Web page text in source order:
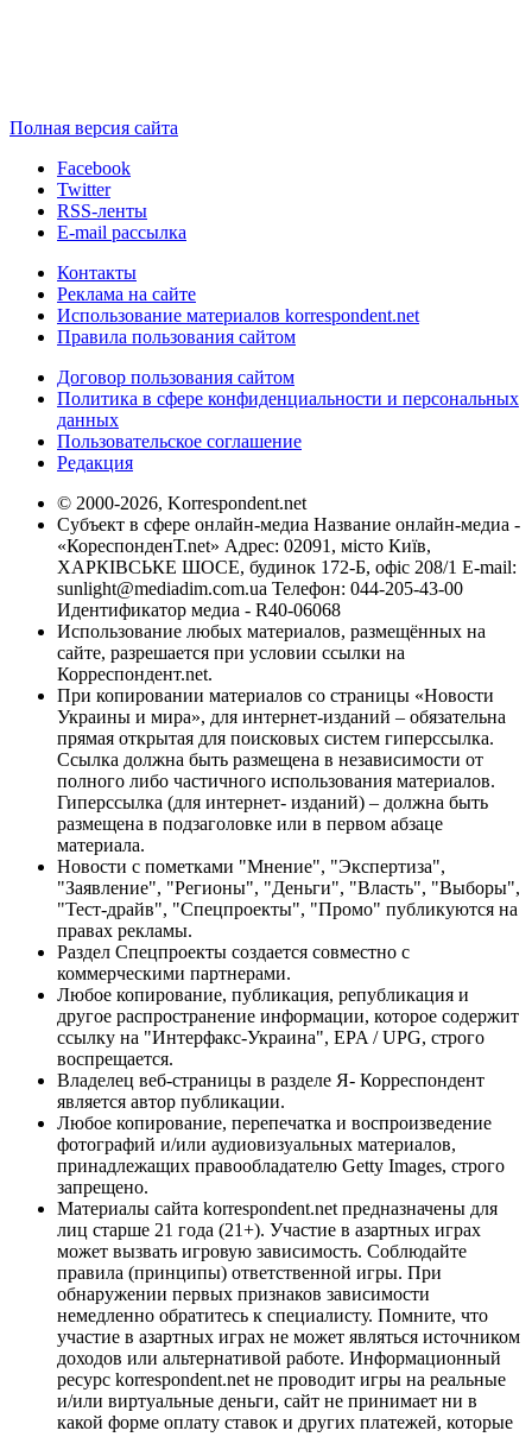
Полная версия сайта
Facebook
Twitter
RSS-ленты
E-mail рассылка
Контакты
Реклама на сайте
Использование материалов korrespondent.net
Правила пользования сайтом
Договор пользования сайтом
Политика в сфере конфиденциальности и персональных
данных
Пользовательское соглашение
Редакция
© 2000-2026, Korrespondent.net
Субъект в сфере онлайн-медиа Название онлайн-медиа -
«КореспонденТ.net» Адрес: 02091, місто Київ,
ХАРКІВСЬКЕ ШОСЕ, будинок 172-Б, офіс 208/1 E-mail:
sunlight@mediadim.com.ua Телефон: 044-205-43-00
Идентификатор медиа - R40-06068
Использование любых материалов, размещённых на
сайте, разрешается при условии ссылки на
Корреспондент.net.
При копировании материалов со страницы «Новости
Украины и мира», для интернет-изданий – обязательна
прямая открытая для поисковых систем гиперссылка.
Ссылка должна быть размещена в независимости от
полного либо частичного использования материалов.
Гиперссылка (для интернет- изданий) – должна быть
размещена в подзаголовке или в первом абзаце
материала.
Новости с пометками "Мнение", "Экспертиза",
"Заявление", "Регионы", "Деньги", "Власть", "Выборы",
"Тест-драйв", "Спецпроекты", "Промо" публикуются на
правах рекламы.
Раздел Спецпроекты создается совместно с
коммерческими партнерами.
Любое копирование, публикация, републикация и
другое распространение информации, которое содержит
ссылку на "Интерфакс-Украина", EPA / UPG, строго
воспрещается.
Владелец веб-страницы в разделе Я- Корреспондент
является автор публикации.
Любое копирование, перепечатка и воспроизведение
фотографий и/или аудиовизуальных материалов,
принадлежащих правообладателю Getty Images, строго
запрещено.
Материалы сайта korrespondent.net предназначены для
лиц старше 21 года (21+). Участие в азартных играх
может вызвать игровую зависимость. Соблюдайте
правила (принципы) ответственной игры. При
обнаружении первых признаков зависимости
немедленно обратитесь к специалисту. Помните, что
участие в азартных играх не может являться источником
доходов или альтернативой работе. Информационный
ресурс korrespondent.net не проводит игры на реальные
и/или виртуальные деньги, сайт не принимает ни в
какой форме оплату ставок и других платежей, которые